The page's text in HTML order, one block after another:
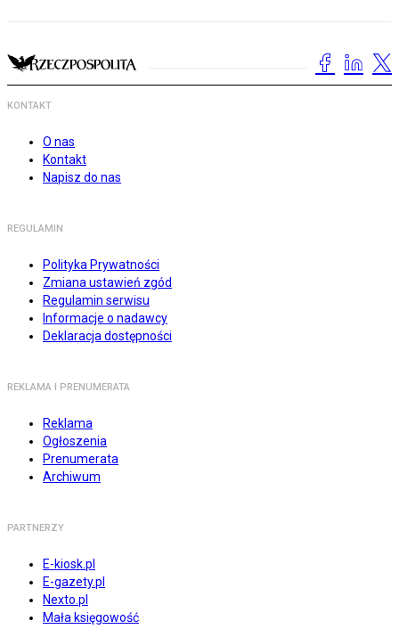
KONTAKT
O nas
Kontakt
Napisz do nas
REGULAMIN
Polityka Prywatności
Zmiana ustawień zgód
Regulamin serwisu
Informacje o nadawcy
Deklaracja dostępności
REKLAMA I PRENUMERATA
Reklama
Ogłoszenia
Prenumerata
Archiwum
PARTNERZY
E-kiosk.pl
E-gazety.pl
Nexto.pl
Mała księgowość